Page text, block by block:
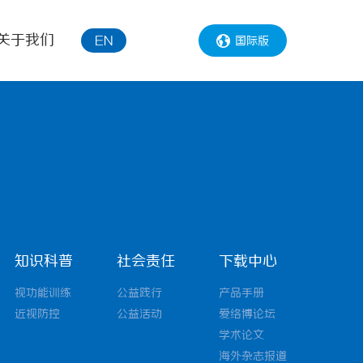
于我们 EN 国际版
知识科普
视功能训练
近视防控
社会责任
公益践行
公益活动
下载中心
产品手册
爱络博论坛
学术论文
海外杂志报道